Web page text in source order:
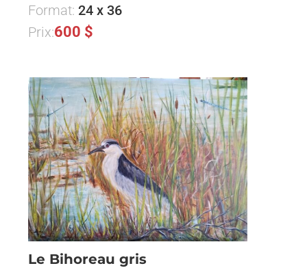
Format: 24 x 36
Prix:600 $
Le Bihoreau gris